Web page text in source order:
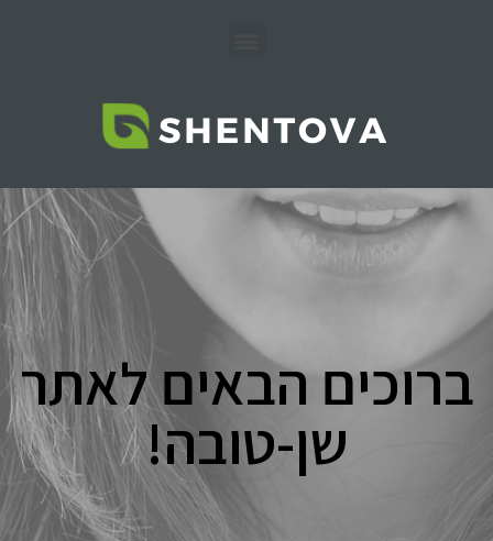
ברוכים הבאים לאתר
שן-טובה!